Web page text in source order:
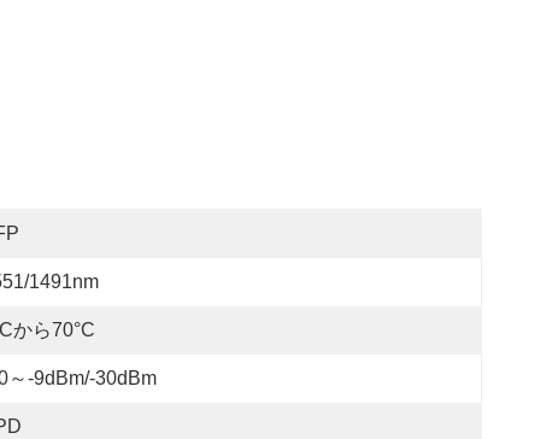
1491nm
から70°C
～-9dBm/-30dBm